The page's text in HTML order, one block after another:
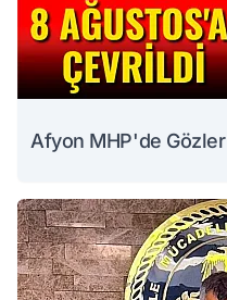
Afyon MHP'de